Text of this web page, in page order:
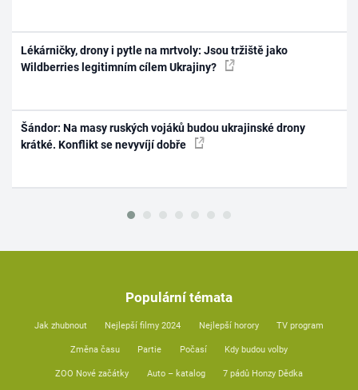
Lékárničky, drony i pytle na mrtvoly: Jsou tržiště jako
Wildberries legitimním cílem Ukrajiny?
Šándor: Na masy ruských vojáků budou ukrajinské drony
krátké. Konflikt se nevyvíjí dobře
Populární témata
Jak zhubnout Nejlepší filmy 2024 Nejlepší horory TV program
Změna času Partie Počasí Kdy budou volby
ZOO Nové začátky Auto – katalog 7 pádů Honzy Dědka